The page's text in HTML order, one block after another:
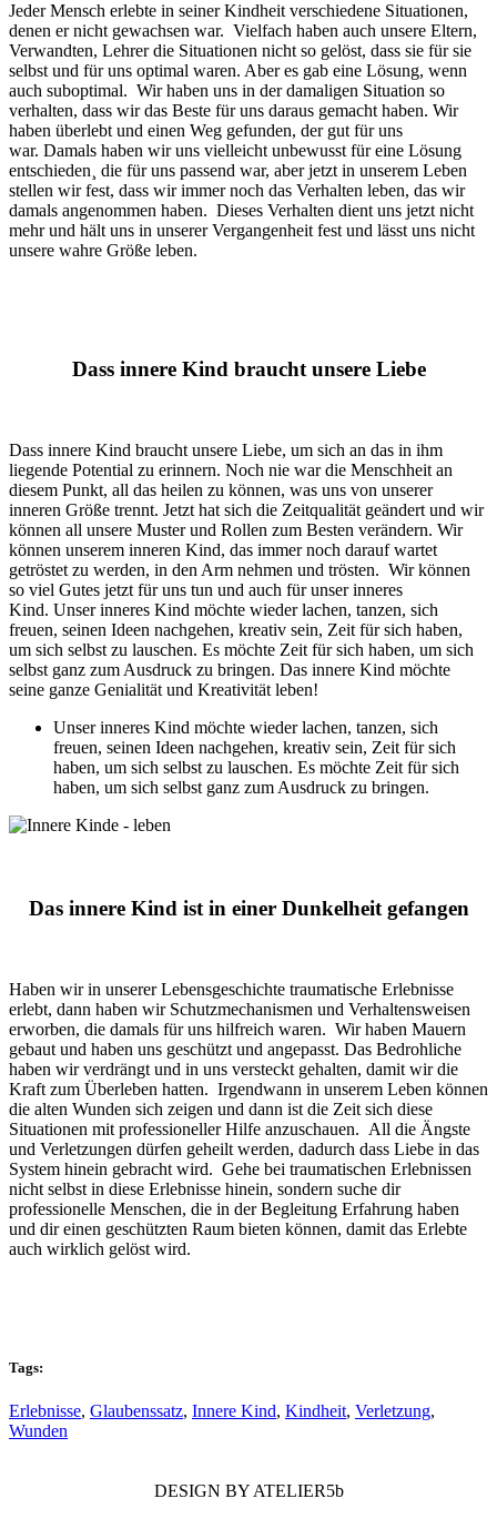
Jeder Mensch erlebte in seiner Kindheit verschiedene Situationen,
denen er nicht gewachsen war. Vielfach haben auch unsere Eltern,
Verwandten, Lehrer die Situationen nicht so gelöst, dass sie für sie
selbst und für uns optimal waren. Aber es gab eine Lösung, wenn
auch suboptimal. Wir haben uns in der damaligen Situation so
verhalten, dass wir das Beste für uns daraus gemacht haben. Wir
haben überlebt und einen Weg gefunden, der gut für uns
war. Damals haben wir uns vielleicht unbewusst für eine Lösung
entschieden¸ die für uns passend war, aber jetzt in unserem Leben
stellen wir fest, dass wir immer noch das Verhalten leben, das wir
damals angenommen haben. Dieses Verhalten dient uns jetzt nicht
mehr und hält uns in unserer Vergangenheit fest und lässt uns nicht
unsere wahre Größe leben.
Dass innere Kind braucht unsere Liebe
Dass innere Kind braucht unsere Liebe, um sich an das in ihm
liegende Potential zu erinnern. Noch nie war die Menschheit an
diesem Punkt, all das heilen zu können, was uns von unserer
inneren Größe trennt. Jetzt hat sich die Zeitqualität geändert und wir
können all unsere Muster und Rollen zum Besten verändern. Wir
können unserem inneren Kind, das immer noch darauf wartet
getröstet zu werden, in den Arm nehmen und trösten. Wir können
so viel Gutes jetzt für uns tun und auch für unser inneres
Kind. Unser inneres Kind möchte wieder lachen, tanzen, sich
freuen, seinen Ideen nachgehen, kreativ sein, Zeit für sich haben,
um sich selbst zu lauschen. Es möchte Zeit für sich haben, um sich
selbst ganz zum Ausdruck zu bringen. Das innere Kind möchte
seine ganze Genialität und Kreativität leben!
Unser inneres Kind möchte wieder lachen, tanzen, sich
freuen, seinen Ideen nachgehen, kreativ sein, Zeit für sich
haben, um sich selbst zu lauschen. Es möchte Zeit für sich
haben, um sich selbst ganz zum Ausdruck zu bringen.
Das innere Kind ist in einer Dunkelheit gefangen
Haben wir in unserer Lebensgeschichte traumatische Erlebnisse
erlebt, dann haben wir Schutzmechanismen und Verhaltensweisen
erworben, die damals für uns hilfreich waren. Wir haben Mauern
gebaut und haben uns geschützt und angepasst. Das Bedrohliche
haben wir verdrängt und in uns versteckt gehalten, damit wir die
Kraft zum Überleben hatten. Irgendwann in unserem Leben können
die alten Wunden sich zeigen und dann ist die Zeit sich diese
Situationen mit professioneller Hilfe anzuschauen. All die Ängste
und Verletzungen dürfen geheilt werden, dadurch dass Liebe in das
System hinein gebracht wird. Gehe bei traumatischen Erlebnissen
nicht selbst in diese Erlebnisse hinein, sondern suche dir
professionelle Menschen, die in der Begleitung Erfahrung haben
und dir einen geschützten Raum bieten können, damit das Erlebte
auch wirklich gelöst wird.
Tags:
Erlebnisse, Glaubenssatz, Innere Kind, Kindheit, Verletzung,
Wunden
DESIGN BY ATELIER5b